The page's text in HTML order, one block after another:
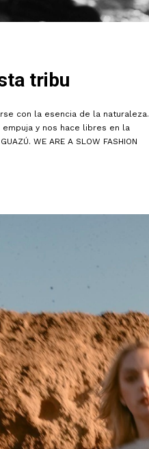
tribu
con la esencia de la naturaleza.
y nos hace libres en la
WE ARE A SLOW FASHION